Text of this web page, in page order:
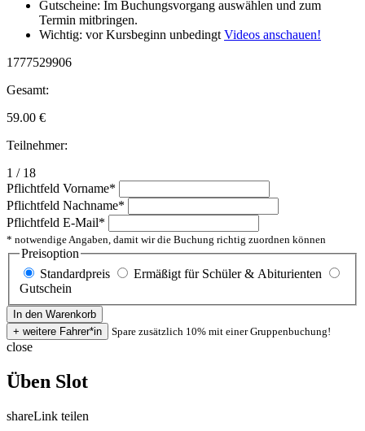
Gutscheine: Im Buchungsvorgang auswählen und zum
Termin mitbringen.
Wichtig: vor Kursbeginn unbedingt Videos anschauen!
1777529906
Gesamt:
59.00 €
Teilnehmer:
1 / 18
Pflichtfeld Vorname*
Pflichtfeld Nachname*
Pflichtfeld E-Mail*
* notwendige Angaben, damit wir die Buchung richtig zuordnen können
Preisoption
Standardpreis
Ermäßigt für Schüler & Abiturienten
Gutschein
Spare zusätzlich 10% mit einer Gruppenbuchung!
close
Üben Slot
shareLink teilen